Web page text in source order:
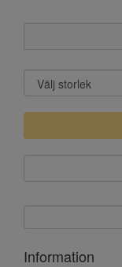
Information